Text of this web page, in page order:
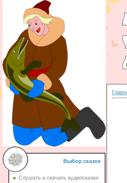
Выбор сказок
Слушать и скачать аудиосказки